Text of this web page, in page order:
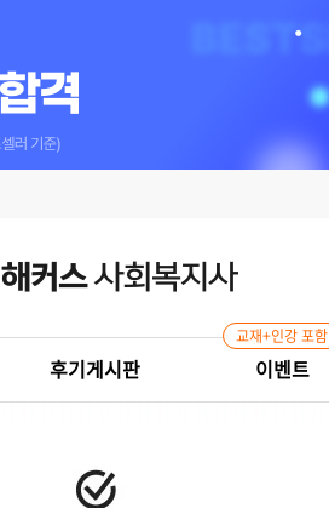
후기게시판 이벤트
교재+인강 포함